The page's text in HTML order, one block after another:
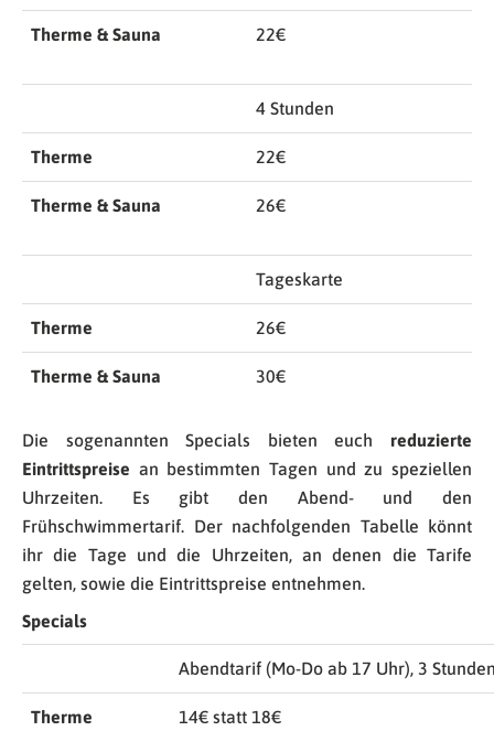
Therme & Sauna 22€
4 Stunden
Therme 22€
Therme & Sauna 26€
Tageskarte
Therme 26€
Therme & Sauna 30€
Die sogenannten Specials bieten euch reduzierte
Eintrittspreise an bestimmten Tagen und zu speziellen
Uhrzeiten. Es gibt den Abend- und den
Frühschwimmertarif. Der nachfolgenden Tabelle könnt
ihr die Tage und die Uhrzeiten, an denen die Tarife
gelten, sowie die Eintrittspreise entnehmen.
Specials
Abendtarif (Mo-Do ab 17 Uhr), 3
Therme 14€ statt 18€